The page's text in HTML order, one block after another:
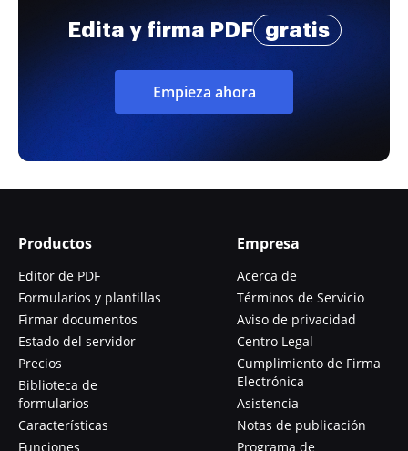
Edita y firma PDF gratis
Empieza ahora
Productos
Editor de PDF
Formularios y plantillas
Firmar documentos
Estado del servidor
Precios
Biblioteca de
formularios
Características
Funciones
Empresa
Acerca de
Términos de Servicio
Aviso de privacidad
Centro Legal
Cumplimiento de Firma
Electrónica
Asistencia
Notas de publicación
Programa de